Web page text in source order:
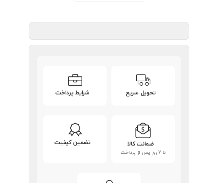
تحویل سریع شرایط پرداخت
ضمانت کالا
تا 7 روز پس از پرداخت
تضمین کیفیت